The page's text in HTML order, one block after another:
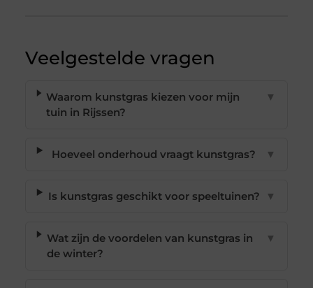
Veelgestelde vragen
Waarom kunstgras kiezen voor mijn
tuin in Rijssen?
▼
Hoeveel onderhoud vraagt kunstgras? ▼
Is kunstgras geschikt voor speeltuinen? ▼
Wat zijn de voordelen van kunstgras in
de winter?
▼